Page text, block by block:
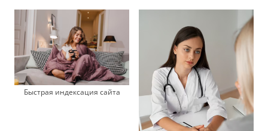
Быстрая индексация сайта